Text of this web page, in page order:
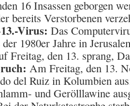
16 Insassen geborgen
bereits Verstorbenen
Virus: Das
1980er Jahre in
Freitag, den 13. sprang,
Am Freitag, den 13.
del Ruiz in Kolumbien
und Gerölllawine